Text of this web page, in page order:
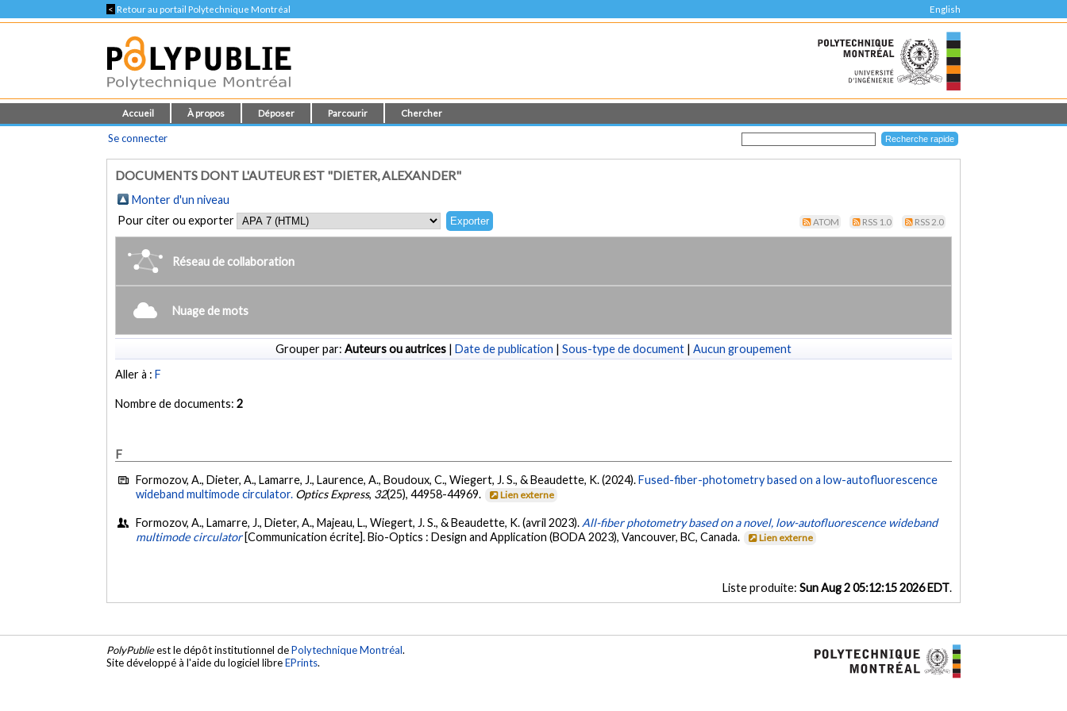
< Retour au portail Polytechnique Montréal English
Accueil À propos Déposer Parcourir Chercher
Se connecter
DOCUMENTS DONT L'AUTEUR EST "DIETER, ALEXANDER"
Monter d'un niveau
Pour citer ou exporter
ATOM RSS 1.0 RSS 2.0
Réseau de collaboration
Nuage de mots
Grouper par: Auteurs ou autrices | Date de publication | Sous-type de document | Aucun groupement
Aller à :F
Nombre de documents:2
F
Formozov, A., Dieter, A., Lamarre, J., Laurence, A., Boudoux, C., Wiegert, J. S., & Beaudette, K. (2024).Fused-fiber-photometry based on a low-autofluorescence
wideband multimode circulator. Optics Express, 32(25), 44958-44969. Lien externe
Formozov, A., Lamarre, J., Dieter, A., Majeau, L., Wiegert, J. S., & Beaudette, K. (avril 2023). All-fiber photometry based on a novel, low-autofluorescence wideband
multimode circulator [Communication écrite]. Bio-Optics : Design and Application (BODA 2023), Vancouver, BC, Canada. Lien externe
Liste produite: Sun Aug 2 05:12:15 2026 EDT.
PolyPublieest le dépôt institutionnel dePolytechnique Montréal.
Site développé à l'aide du logiciel libreEPrints.